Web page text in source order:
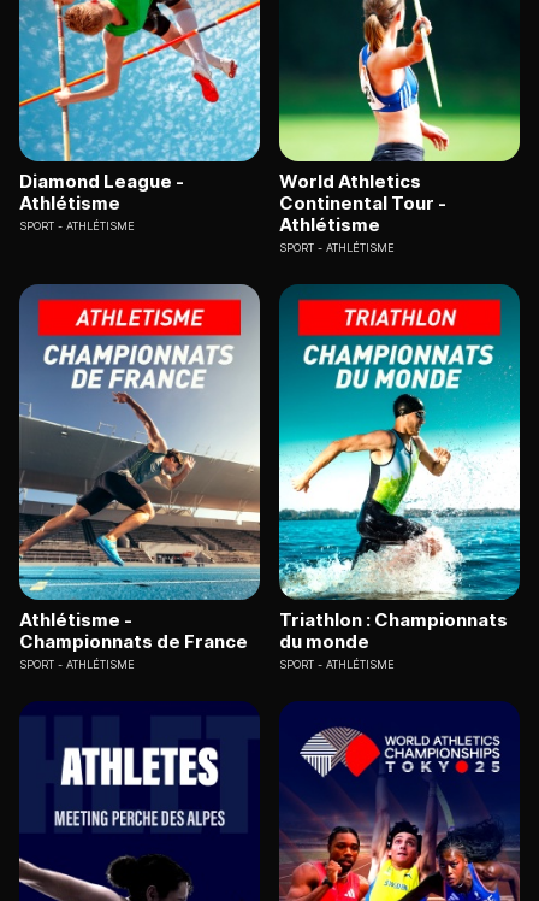
Diamond League -
Athlétisme
SPORT ATHLÉTISME
World Athletics
Continental Tour -
Athlétisme
SPORT ATHLÉTISME
Athlétisme -
Championnats de France
SPORT ATHLÉTISME
Triathlon : Championnats
du monde
SPORT ATHLÉTISME